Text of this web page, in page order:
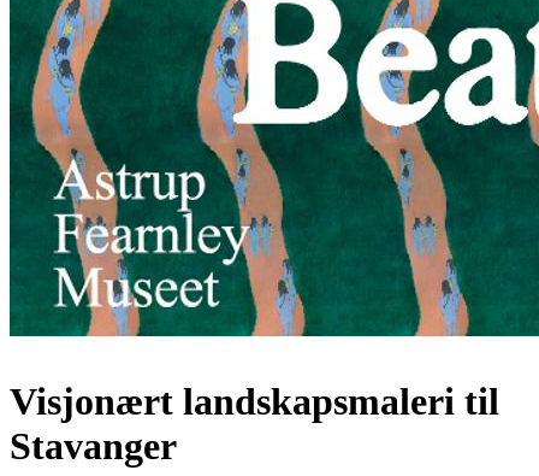
Visjonært landskapsmaleri til
Stavanger